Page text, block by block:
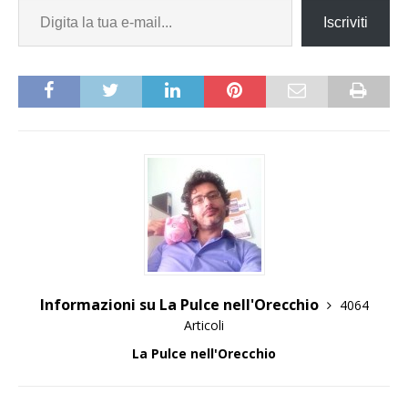
Iscriviti
Informazioni su La Pulce nell'Orecchio
4064
Articoli
La Pulce nell'Orecchio